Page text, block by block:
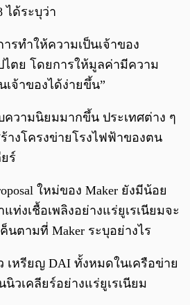
ได้ระบุว่า
รทำให้ความเป็นเจ้าของ
ไตย โดยการให้มูลค่ามีความ
จ้าของได้ง่ายขึ้น”
ความนิยมมากขึ้น ประเทศต่าง ๆ
างโครงข่ายโรงไฟฟ้าของตน
ร์
ใหม่ของ Maker ยังมีน้อย
ท่งเชื้อเพลิงอย่างแร่ยูเรเนียมจะ
นตามที่ Maker ระบุอย่างไร
เหรียญ DAI ทั้งหมดในเครือข่าย
วเคลียร์อย่างแร่ยูเรเนียม